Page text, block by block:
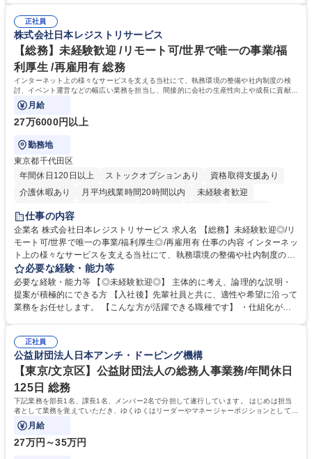
正社員
株式会社日本レジストリサービス
【総務】未経験歓迎 /リモート可/世界で唯一の事業/福
利厚生 /再雇用有 総務
インターネット上の様々なサービスを支える当社にて、執務環境の整備や社内制度の検
討、イベント運営などの幅広い業務を担当し、間接的に会社の生産性向上や成長に貢献し
ている部署です。
月給
27万6000円以上
勤務地
東京都千代田区
年間休日120日以上
ストックオプションあり
資格取得支援あり
介護休暇あり
月平均残業時間20時間以内
未経験者歓迎
住宅手当あり
完全週休2日制
交通費支給 駅近5分以内 土日祝休み 服装自由
仕事の内容
企業名 株式会社日本レジストリサービス 求人名 【総務】未経験歓迎◎/リ
モート可/世界で唯一の事業/福利厚生◎/再雇用有 仕事の内容 インターネッ
ト上の様々なサービスを支える当社にて、執務環境の整備や社内制度の検
討、イベント運営などの幅広い業務を担当し、間接的に会社の生産性向上
や成長に貢献している部署です。 会社の全メンバーが安心して長く成果を
発揮できる環境を整えるために、毎日のメンテナンスや維持管理に加え、
新たな施策検討を積極的に行っていただき、会社全体を巻き込み課題解決
幅広い業務の体得が可能で、多様なキャリアパスを描くことも可能です。
募集職種 【総務】未経験歓迎◎/リモート可/世界で唯一の事業/福利厚生◎/
再雇用有
必要な経験・能力等
必要な経験・能力等 【◎未経験歓迎◎】 主体的に考え、論理的な説明・
提案が積極的にできる方 【入社後】先輩社員と共に、適性や希望に沿って
業務をお任せします。 【こんな方が活躍できる職種です】 ・仕組化が好
対処できる・新しいことに興味関心がある 【魅力】■自己啓発支援：資格
取得や通信教育など費用の80%（年間25万円まで）を補助 ■住宅手当：家
賃の50%（月額7万円まで）を補助 学歴・資格 学歴：大学院 大学 語学
力： 資格：
正社員
公益財団法人日本アンチ・ドーピング機構
【東京/文京区】公益財団法人の総務人事業務/年間休日
125日 総務
下記業務を部長1名、課長1名、メンバー2名で分担して遂行しています。 はじめは担当
者として業務を覚えていただき、ゆくゆくはリーダーやマネージャーポジションとして活
躍いただくことを期待しています。
月給
27万円～35万円